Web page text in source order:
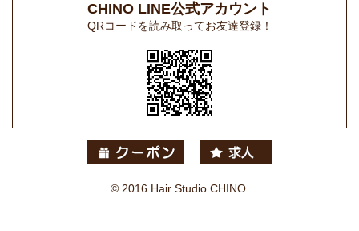
CHINO LINE公式アカウント
QRコードを読み取ってお友達登録！
© 2016 Hair Studio CHINO.